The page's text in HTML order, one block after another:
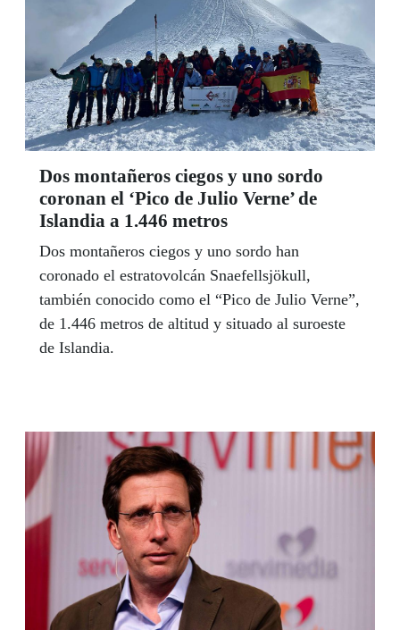
Dos montañeros ciegos y uno sordo
coronan el ‘Pico de Julio Verne’ de
Islandia a 1.446 metros
Dos montañeros ciegos y uno sordo han
coronado el estratovolcán Snaefellsjökull,
también conocido como el “Pico de Julio Verne”,
de 1.446 metros de altitud y situado al suroeste
de Islandia.